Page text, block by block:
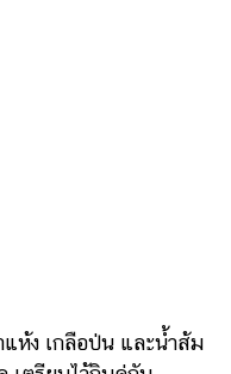
ห้ง เกลือป่น และน้ำส้ม